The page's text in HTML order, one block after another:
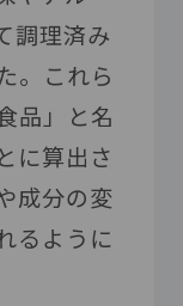
調理済み
。これら
品」と名
に算出さ
成分の変
るように